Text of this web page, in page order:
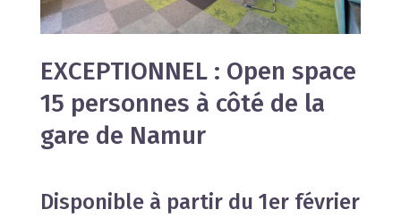
EXCEPTIONNEL : Open space
15 personnes à côté de la
gare de Namur
Disponible à partir du 1er février